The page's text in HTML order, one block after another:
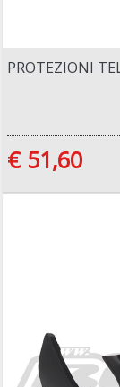
PROTEZIONI
€ 51,60